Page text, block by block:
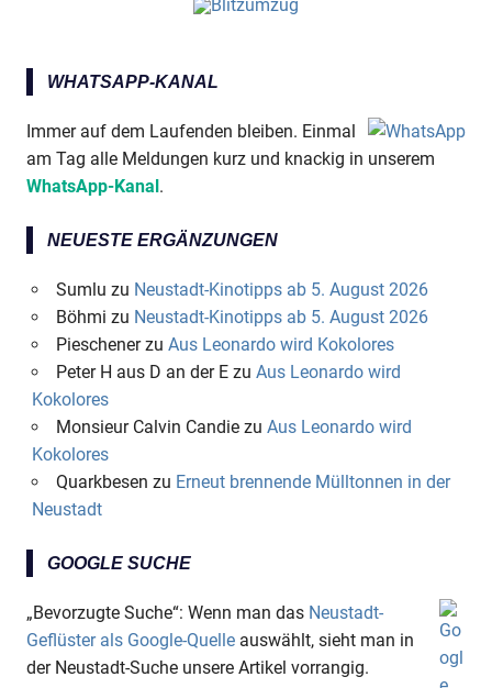
WHATSAPP-KANAL
Immer auf dem Laufenden bleiben. Einmal
am Tag alle Meldungen kurz und knackig in unserem
WhatsApp-Kanal.
NEUESTE ERGÄNZUNGEN
Sumlu zu Neustadt-Kinotipps ab 5. August 2026
Böhmi zu Neustadt-Kinotipps ab 5. August 2026
Pieschenerzu Aus Leonardo wird Kokolores
Peter H aus D an der Ezu Aus Leonardo wird
Kokolores
Monsieur Calvin Candiezu Aus Leonardo wird
Kokolores
Quarkbesen zu Erneut brennende Mülltonnen in der
Neustadt
GOOGLE SUCHE
„Bevorzugte Suche“: Wenn man das Neustadt-
Geflüster als Google-Quelle auswählt, sieht man in
der Neustadt-Suche unsere Artikel vorrangig.